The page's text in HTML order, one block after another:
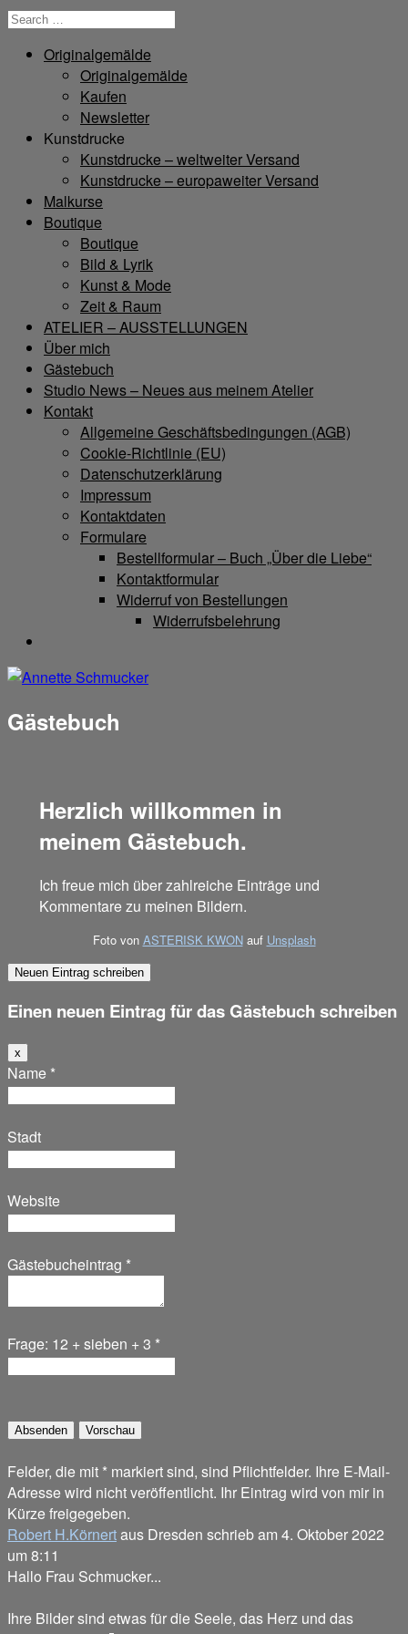
Originalgemälde
Originalgemälde
Kaufen
Newsletter
Kunstdrucke
Kunstdrucke – weltweiter Versand
Kunstdrucke – europaweiter Versand
Malkurse
Boutique
Boutique
Bild & Lyrik
Kunst & Mode
Zeit & Raum
ATELIER – AUSSTELLUNGEN
Über mich
Gästebuch
Studio News – Neues aus meinem Atelier
Kontakt
Allgemeine Geschäftsbedingungen (AGB)
Cookie-Richtlinie (EU)
Datenschutzerklärung
Impressum
Kontaktdaten
Formulare
Bestellformular – Buch „Über die Liebe“
Kontaktformular
Widerruf von Bestellungen
Widerrufsbelehrung
Gästebuch
Herzlich willkommen in
meinem Gästebuch.
Ich freue mich über zahlreiche Einträge und
Kommentare zu meinen Bildern.
Foto von ASTERISK KWONauf Unsplash
Einen neuen Eintrag für das Gästebuch schreiben
x
Formular
ausblenden
Name *
Stadt
Website
Gästebucheintrag *
Frage: 12 + sieben + 3 *
Felder, die mit * markiert sind, sind Pflichtfelder. Ihre E-Mail-
Adresse wird nicht veröffentlicht. Ihr Eintrag wird von mir in
Kürze freigegeben.
Robert H.Körnertaus Dresden schrieb am 4. Oktober 2022
um 8:11
Hallo Frau Schmucker...
Ihre Bilder sind etwas für die Seele, das Herz und das